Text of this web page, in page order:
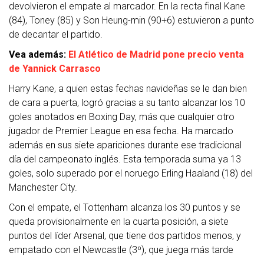
devolvieron el empate al marcador. En la recta final Kane
(84), Toney (85) y Son Heung-min (90+6) estuvieron a punto
de decantar el partido.
Vea además: El Atlético de Madrid pone precio venta
de Yannick Carrasco
Harry Kane, a quien estas fechas navideñas se le dan bien
de cara a puerta, logró gracias a su tanto alcanzar los 10
goles anotados en Boxing Day, más que cualquier otro
jugador de Premier League en esa fecha. Ha marcado
además en sus siete apariciones durante ese tradicional
día del campeonato inglés. Esta temporada suma ya 13
goles, solo superado por el noruego Erling Haaland (18) del
Manchester City.
Con el empate, el Tottenham alcanza los 30 puntos y se
queda provisionalmente en la cuarta posición, a siete
puntos del líder Arsenal, que tiene dos partidos menos, y
empatado con el Newcastle (3º), que juega más tarde